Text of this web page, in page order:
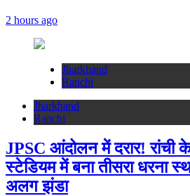
2 hours ago
Jharkhand
Ranchi
Jharkhand
Ranchi
JPSC आंदोलन में दरार! रांची
स्टेडियम में बना तीसरा धरना
अलग झंडा